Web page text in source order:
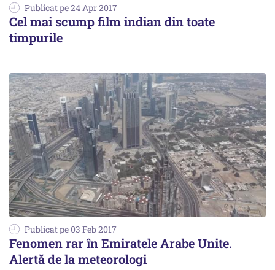
Publicat pe 24 Apr 2017
Cel mai scump film indian din toate
timpurile
Publicat pe 03 Feb 2017
Fenomen rar în Emiratele Arabe Unite.
Alertă de la meteorologi